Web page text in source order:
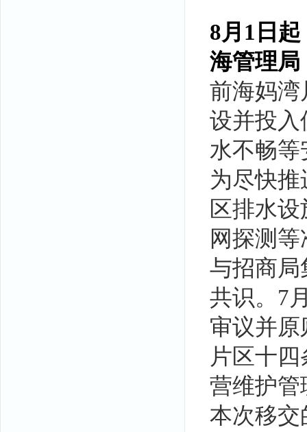
8月1日
海管理局
前海妈湾
设并投入
水不畅
为尽快
区排水
网探测
与招商局
共识。7
审议并原
片区十
营维护管
本次移交